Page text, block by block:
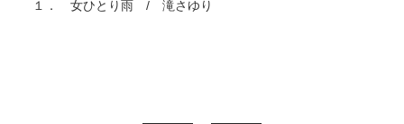
１． 女ひとり雨 / 滝さゆり